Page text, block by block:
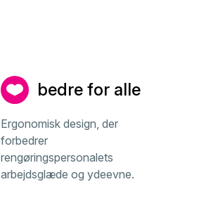
bedre for alle
Ergonomisk design, der
forbedrer
rengøringspersonalets
arbejdsglæde og ydeevne.